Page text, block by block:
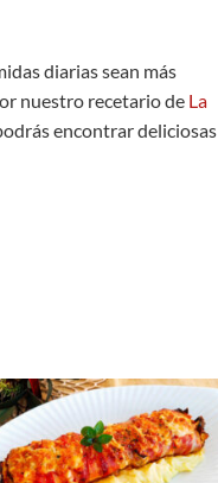
diarias sean más
nuestro recetario de La
encontrar deliciosas